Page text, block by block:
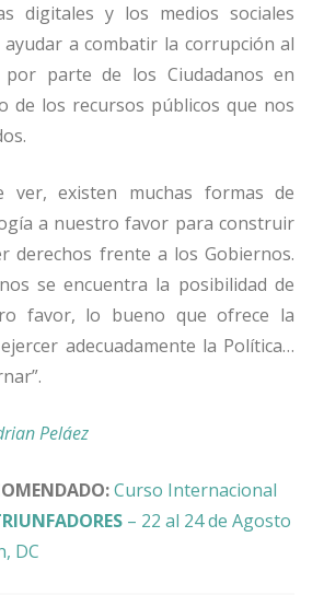
digitales y los medios sociales
a combatir la corrupción al
por parte de los Ciudadanos en
de los recursos públicos que nos
ver, existen muchas formas de
a nuestro favor para construir
derechos frente a los Gobiernos.
se encuentra la posibilidad de
favor, lo bueno que ofrece la
adecuadamente la Política…
Peláez
Curso Internacional
– 22 al 24 de Agosto
DC